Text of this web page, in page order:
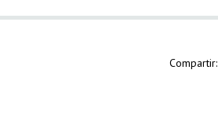
Compartir: